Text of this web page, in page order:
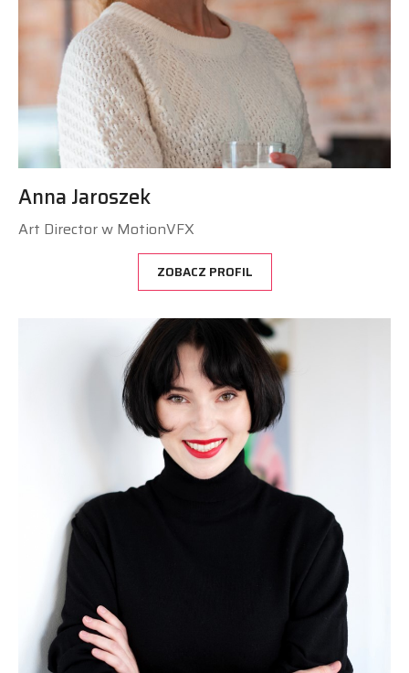
Anna Jaroszek
Art Director w MotionVFX
ZOBACZ PROFIL